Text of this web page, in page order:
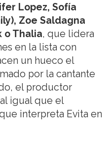
Lopez, Sofía
Zoe Saldagna
o Thalia, que lidera
en la lista con
un hueco el
por la cantante
el productor
igual que el
interpreta Evita en